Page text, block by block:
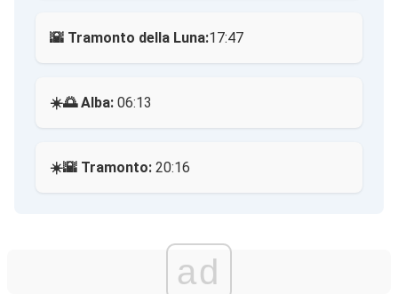
🌇 Tramonto della Luna:17:47
☀️🌅 Alba: 06:13
☀️🌇 Tramonto: 20:16
ad